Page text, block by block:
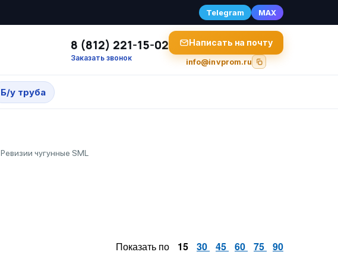
Telegram MAX
8 (812) 221-15-02
Заказать звонок
Написать на почту
info@invprom.ru
Б/у труба
Ревизии чугунные SML
Показать по 15 30 45 60 75 90